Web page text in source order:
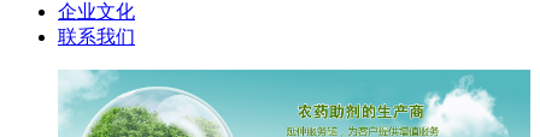
企业文化
联系我们